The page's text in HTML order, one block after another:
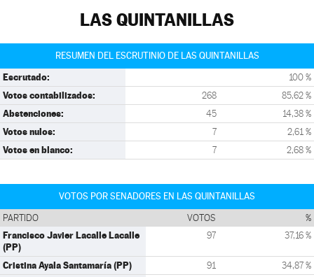
LAS QUINTANILLAS
RESUMEN DEL ESCRUTINIO DE LAS QUINTANILLAS
Escrutado: 100 %
Votos contabilizados: 268 85,62 %
Abstenciones: 45 14,38 %
Votos nulos: 7 2,61 %
Votos en blanco: 7 2,68 %
VOTOS POR SENADORES EN LAS QUINTANILLAS
PARTIDO VOTOS %
Francisco Javier Lacalle Lacalle
(PP)
97 37,16 %
Cristina Ayala Santamaría (PP) 91 34,87 %